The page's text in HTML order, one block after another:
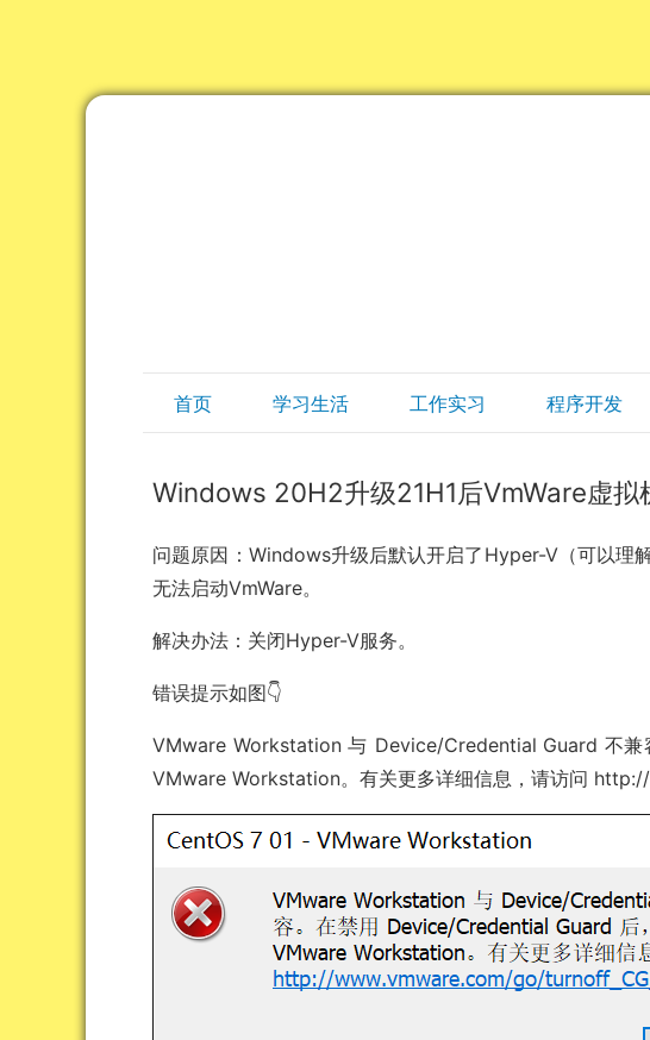
首页 学习生活 工作实习 程序开发
Windows 20H2升级21H1后VmWare虚拟
问题原因：Windows升级后默认开启了Hyper-V（可以理
无法启动VmWare。
解决办法：关闭Hyper-V服务。
错误提示如图👇
VMware Workstation 与 Device/Credential Guard 不
VMware Workstation。有关更多详细信息，请访问